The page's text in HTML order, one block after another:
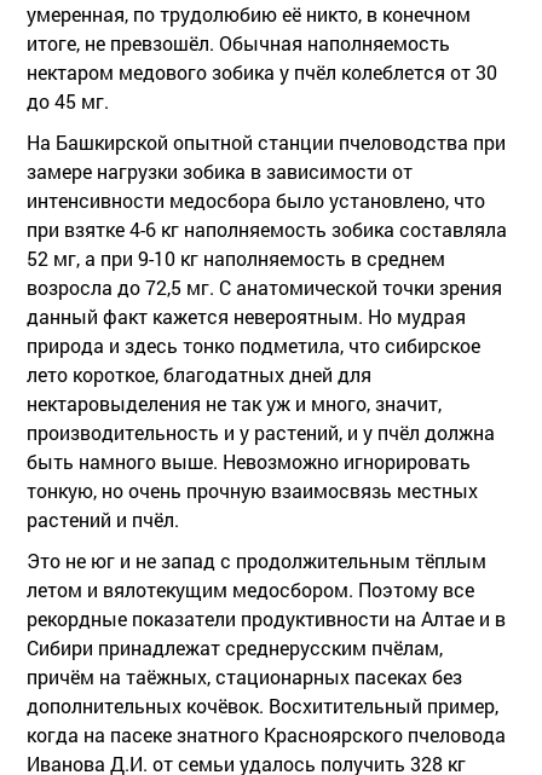
умеренная, по трудолюбию её никто, в конечном
итоге, не превзошёл. Обычная наполняемость
нектаром медового зобика у пчёл колеблется от 30
до 45 мг.
На Башкирской опытной станции пчеловодства при
замере нагрузки зобика в зависимости от
интенсивности медосбора было установлено, что
при взятке 4-6 кг наполняемость зобика составляла
52 мг, а при 9-10 кг наполняемость в среднем
возросла до 72,5 мг. С анатомической точки зрения
данный факт кажется невероятным. Но мудрая
природа и здесь тонко подметила, что сибирское
лето короткое, благодатных дней для
нектаровыделения не так уж и много, значит,
производительность и у растений, и у пчёл должна
быть намного выше. Невозможно игнорировать
тонкую, но очень прочную взаимосвязь местных
растений и пчёл.
Это не юг и не запад с продолжительным тёплым
летом и вялотекущим медосбором. Поэтому все
рекордные показатели продуктивности на Алтае и в
Сибири принадлежат среднерусским пчёлам,
причём на таёжных, стационарных пасеках без
дополнительных кочёвок. Восхитительный пример,
когда на пасеке знатного Красноярского пчеловода
Иванова Д.И. от семьи удалось получить 328 кг